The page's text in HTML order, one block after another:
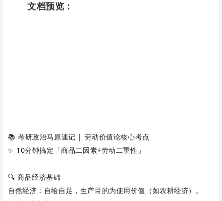
文档预览：
📚 考研政治马原速记 | 劳动价值论核心考点
✨ 10分钟搞定「商品二因素+劳动二重性」
🔍 商品经济基础
自然经济 ：自给自足，生产目的为使用价值（如农耕经济）。